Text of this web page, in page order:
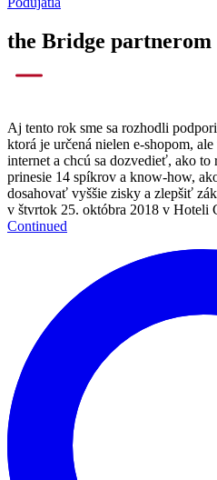
the Bridge partnerom
Aj tento rok sme sa rozhodli
ktorá je určená nielen e-shopom,
internet a chcú sa dozvedieť, ako
prinesie 14 spíkrov a know-how,
dosahovať vyššie zisky a zlepšiť
v štvrtok 25. októbra 2018 v
Continued